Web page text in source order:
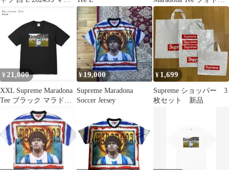
ドーナ
リントTシャツ メンズ
XL
¥ 21,000
XXL Supreme Maradona
Tee ブラック マラドー
¥19,000
Supreme Maradona
Soccer Jersey
¥ 1,699
Supreme ショッパー 3
枚セット 新品